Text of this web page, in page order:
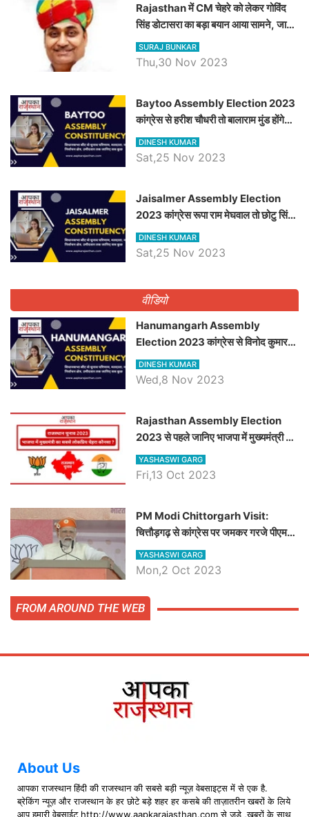
Rajasthan में CM चेहरे को लेकर गोविंद
सिंह डोटासरा का बड़ा बयान आया सामने, जानें
विचार
SURAJ BUNKAR
Thu,30 Nov 2023
Baytoo Assembly Election 2023
कांग्रेस से हरीश चौधरी तो बालाराम मुंड होंगे
भाजपा उम्मीदवार, जानिये बायतू विधानसभा
सीट के ताजा समीकरण
DINESH KUMAR
Sat,25 Nov 2023
​​​​​​​Jaisalmer Assembly Election
2023 कांग्रेस रूपा राम मेघवाल तो छोटु सिंह
भाटी होंगे भाजपा उम्मीदवार, जानिये जैसलमेर
विधानसभा सीट के ताजा समीकरण
DINESH KUMAR
Sat,25 Nov 2023
वीडियो
Hanumangarh Assembly
Election 2023 कांग्रेस से विनोद कुमार
चौधरी तो अमित चौधरी होंगे भाजपा उम्मीदवार,
जानिये हनुमानगढ़ विधानसभा सीट के ताजा
DINESH KUMAR
Wed,8 Nov 2023
Rajasthan Assembly Election
2023 से पहले जानिए भाजपा में मुख्यमंत्री का
सबसे लोकप्रिय चेहरा कौनसा ?
YASHASWI GARG
Fri,13 Oct 2023
PM Modi Chittorgarh Visit:
चित्तौड़गढ़ से कांग्रेस पर जमकर गरजे पीएम
मोदी, जाने प्रधानमंत्री के भाषण की बड़ी
बातें, देखें वीडियो
YASHASWI GARG
Mon,2 Oct 2023
FROM AROUND THE WEB
About Us
आपका राजस्थान हिंदी की राजस्थान की सबसे बड़ी न्यूज़ वेबसाइट्स में से एक है.
ब्रेकिंग न्यूज़ और राजस्थान के हर छोटे बड़े शहर हर कसबे की ताज़ातरीन खबरों के लिये
आप हमारी वेबसाईट http://www.aapkarajasthan.com से जुड़े ,ख़बरों के साथ